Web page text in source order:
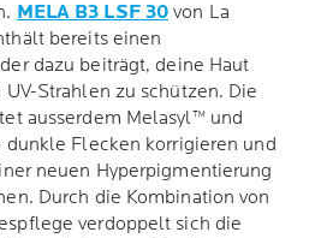
MELA B3 LSF 30 von La
bereits einen
dazu beiträgt, deine Haut
Strahlen zu schützen. Die
ausserdem Melasyl™ und
dunkle Flecken korrigieren und
neuen Hyperpigmentierung
Durch die Kombination von
verdoppelt sich die